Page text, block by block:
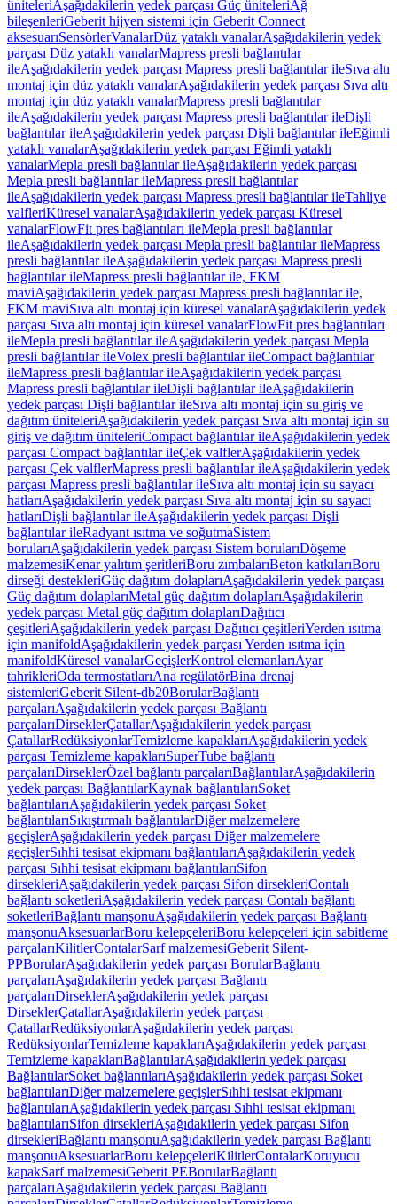
üniteleriAşağıdakilerin yedek parçası Güç üniteleriAğ
bileşenleriGeberit hijyen sistemi için Geberit Connect
aksesuarıSensörlerVanalarDüz yataklı vanalarAşağıdakilerin yedek
parçası Düz yataklı vanalarMapress presli bağlantılar
ileAşağıdakilerin yedek parçası Mapress presli bağlantılar ileSıva altı
montaj için düz yataklı vanalarAşağıdakilerin yedek parçası Sıva altı
montaj için düz yataklı vanalarMapress presli bağlantılar
ileAşağıdakilerin yedek parçası Mapress presli bağlantılar ileDişli
bağlantılar ileAşağıdakilerin yedek parçası Dişli bağlantılar ileEğimli
yataklı vanalarAşağıdakilerin yedek parçası Eğimli yataklı
vanalarMepla presli bağlantılar ileAşağıdakilerin yedek parçası
Mepla presli bağlantılar ileMapress presli bağlantılar
ileAşağıdakilerin yedek parçası Mapress presli bağlantılar ileTahliye
valfleriKüresel vanalarAşağıdakilerin yedek parçası Küresel
vanalarFlowFit pres bağlantıları ileMepla presli bağlantılar
ileAşağıdakilerin yedek parçası Mepla presli bağlantılar ileMapress
presli bağlantılar ileAşağıdakilerin yedek parçası Mapress presli
bağlantılar ileMapress presli bağlantılar ile, FKM
maviAşağıdakilerin yedek parçası Mapress presli bağlantılar ile,
FKM maviSıva altı montaj için küresel vanalarAşağıdakilerin yedek
parçası Sıva altı montaj için küresel vanalarFlowFit pres bağlantıları
ileMepla presli bağlantılar ileAşağıdakilerin yedek parçası Mepla
presli bağlantılar ileVolex presli bağlantılar ileCompact bağlantılar
ileMapress presli bağlantılar ileAşağıdakilerin yedek parçası
Mapress presli bağlantılar ileDişli bağlantılar ileAşağıdakilerin
yedek parçası Dişli bağlantılar ileSıva altı montaj için su giriş ve
dağıtım üniteleriAşağıdakilerin yedek parçası Sıva altı montaj için su
giriş ve dağıtım üniteleriCompact bağlantılar ileAşağıdakilerin yedek
parçası Compact bağlantılar ileÇek valflerAşağıdakilerin yedek
parçası Çek valflerMapress presli bağlantılar ileAşağıdakilerin yedek
parçası Mapress presli bağlantılar ileSıva altı montaj için su sayacı
hatlarıAşağıdakilerin yedek parçası Sıva altı montaj için su sayacı
hatlarıDişli bağlantılar ileAşağıdakilerin yedek parçası Dişli
bağlantılar ileRadyant ısıtma ve soğutmaSistem
borularıAşağıdakilerin yedek parçası Sistem borularıDöşeme
malzemesiKenar yalıtım şeritleriBoru zımbalarıBeton katkılarıBoru
dirseği destekleriGüç dağıtım dolaplarıAşağıdakilerin yedek parçası
Güç dağıtım dolaplarıMetal güç dağıtım dolaplarıAşağıdakilerin
yedek parçası Metal güç dağıtım dolaplarıDağıtıcı
çeşitleriAşağıdakilerin yedek parçası Dağıtıcı çeşitleriYerden ısıtma
için manifoldAşağıdakilerin yedek parçası Yerden ısıtma için
manifoldKüresel vanalarGeçişlerKontrol elemanlarıAyar
tahrikleriOda termostatlarıAna regülatörBina drenaj
sistemleriGeberit Silent-db20BorularBağlantı
parçalarıAşağıdakilerin yedek parçası Bağlantı
parçalarıDirseklerÇatallarAşağıdakilerin yedek parçası
ÇatallarRedüksiyonlarTemizleme kapaklarıAşağıdakilerin yedek
parçası Temizleme kapaklarıSuperTube bağlantı
parçalarıDirseklerÖzel bağlantı parçalarıBağlantılarAşağıdakilerin
yedek parçası BağlantılarKaynak bağlantılarıSoket
bağlantılarıAşağıdakilerin yedek parçası Soket
bağlantılarıSıkıştırmalı bağlantılarDiğer malzemelere
geçişlerAşağıdakilerin yedek parçası Diğer malzemelere
geçişlerSıhhi tesisat ekipmanı bağlantılarıAşağıdakilerin yedek
parçası Sıhhi tesisat ekipmanı bağlantılarıSifon
dirsekleriAşağıdakilerin yedek parçası Sifon dirsekleriContalı
bağlantı soketleriAşağıdakilerin yedek parçası Contalı bağlantı
soketleriBağlantı manşonuAşağıdakilerin yedek parçası Bağlantı
manşonuAksesuarlarBoru kelepçeleriBoru kelepçeleri için sabitleme
parçalarıKilitlerContalarSarf malzemesiGeberit Silent-
PPBorularAşağıdakilerin yedek parçası BorularBağlantı
parçalarıAşağıdakilerin yedek parçası Bağlantı
parçalarıDirseklerAşağıdakilerin yedek parçası
DirseklerÇatallarAşağıdakilerin yedek parçası
ÇatallarRedüksiyonlarAşağıdakilerin yedek parçası
RedüksiyonlarTemizleme kapaklarıAşağıdakilerin yedek parçası
Temizleme kapaklarıBağlantılarAşağıdakilerin yedek parçası
BağlantılarSoket bağlantılarıAşağıdakilerin yedek parçası Soket
bağlantılarıDiğer malzemelere geçişlerSıhhi tesisat ekipmanı
bağlantılarıAşağıdakilerin yedek parçası Sıhhi tesisat ekipmanı
bağlantılarıSifon dirsekleriAşağıdakilerin yedek parçası Sifon
dirsekleriBağlantı manşonuAşağıdakilerin yedek parçası Bağlantı
manşonuAksesuarlarBoru kelepçeleriKilitlerContalarKoruyucu
kapakSarf malzemesiGeberit PEBorularBağlantı
parçalarıAşağıdakilerin yedek parçası Bağlantı